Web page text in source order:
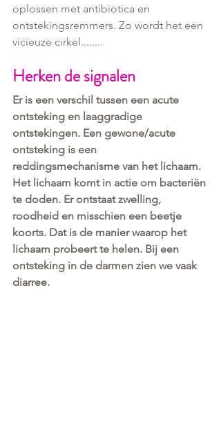
oplossen met antibiotica en
ontstekingsremmers. Zo wordt het een
vicieuze cirkel........
Herken de signalen
Er is een verschil tussen een acute
ontsteking en laaggradige
ontstekingen. Een gewone/acute
ontsteking is een
reddingsmechanisme van het lichaam.
Het lichaam komt in actie om bacteriën
te doden. Er ontstaat zwelling,
roodheid en misschien een beetje
koorts. Dat is de manier waarop het
lichaam probeert te helen. Bij een
ontsteking in de darmen zien we vaak
diarree.